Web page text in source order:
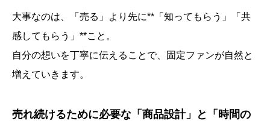
大事なのは、「売る」より先に**「知ってもらう」「共
感してもらう」**こと。
自分の想いを丁寧に伝えることで、固定ファンが自然と
増えていきます。
売れ続けるために必要な「商品設計」と「時間の